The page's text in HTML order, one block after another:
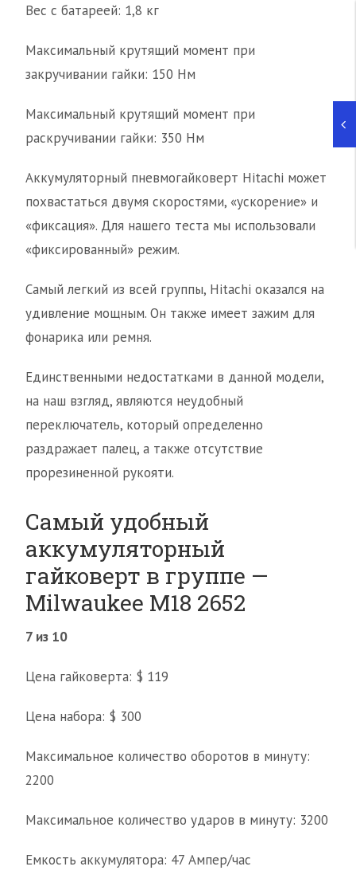
Вес с батареей: 1,8 кг
Максимальный крутящий момент при
закручивании гайки: 150 Нм
Максимальный крутящий момент при
раскручивании гайки: 350 Нм
Аккумуляторный пневмогайковерт Hitachi может
похвастаться двумя скоростями, «ускорение» и
«фиксация». Для нашего теста мы использовали
«фиксированный» режим.
Самый легкий из всей группы, Hitachi оказался на
удивление мощным. Он также имеет зажим для
фонарика или ремня.
Единственными недостатками в данной модели,
на наш взгляд, являются неудобный
переключатель, который определенно
раздражает палец, а также отсутствие
прорезиненной рукояти.
Самый удобный
аккумуляторный
гайковерт в группе —
Milwaukee M18 2652
7 из 10
Цена гайковерта: $ 119
Цена набора: $ 300
Максимальное количество оборотов в минуту:
2200
Максимальное количество ударов в минуту: 3200
Емкость аккумулятора: 47 Ампер/час